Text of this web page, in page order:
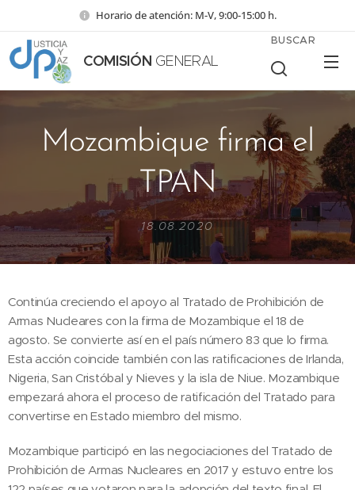
Horario de atención: M-V, 9:00-15:00 h.
COMISIÓN GENERAL
BUSCAR
Mozambique firma el
TPAN
18.08.2020
Continúa creciendo el apoyo al Tratado de Prohibición de
Armas Nucleares con la firma de Mozambique el 18 de
agosto. Se convierte así en el país número 83 que lo firma.
Esta acción coincide también con las ratificaciones de Irlanda,
Nigeria, San Cristóbal y Nieves y la isla de Niue. Mozambique
empezará ahora el proceso de ratificación del Tratado para
convertirse en Estado miembro del mismo.
Mozambique participó en las negociaciones del Tratado de
Prohibición de Armas Nucleares en 2017 y estuvo entre los